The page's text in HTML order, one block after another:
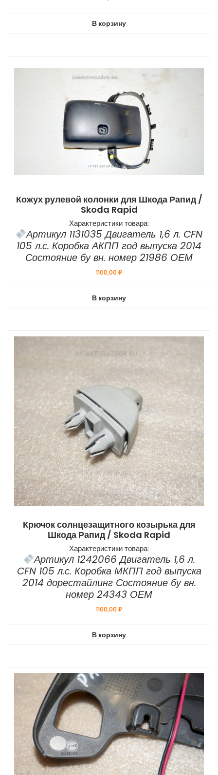
В корзину
Кожух рулевой колонки для Шкода Рапид /
Skoda Rapid
Характеристики товара:
Артикул 1131035 Двигатель 1,6 л. CFN
105 л.с. Коробка АКПП год выпуска 2014
Состояние бу вн. номер 21986 ОЕМ
1100,00₽
В корзину
Крючок солнцезащитного козырька для
Шкода Рапид / Skoda Rapid
Характеристики товара:
Артикул 1242066 Двигатель 1,6 л.
CFN 105 л.с. Коробка МКПП год выпуска
2014 дорестайлинг Состояние бу вн.
номер 24343 ОЕМ
1100,00₽
В корзину